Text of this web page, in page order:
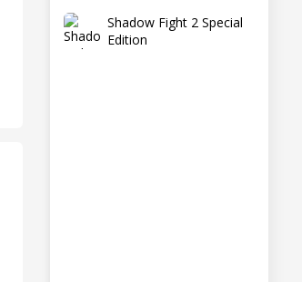
Shadow Fight 2 Special
Edition